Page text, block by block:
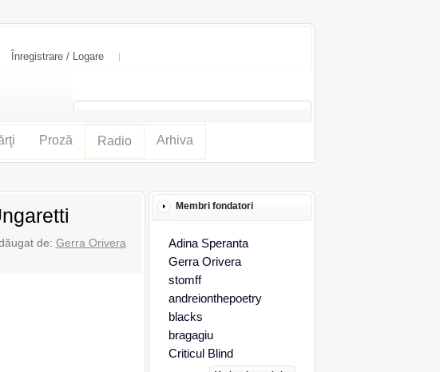
Înregistrare / Logare
Proză Radio Arhiva
de: Gerra Orivera
Membri fondatori
Adina Speranta
Gerra Orivera
stomff
andreionthepoetry
blacks
bragagiu
Criticul Blind